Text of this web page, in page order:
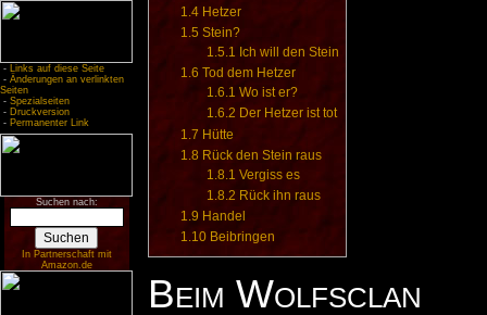
- Links auf diese Seite
- Änderungen an verlinkten
Seiten
- Spezialseiten
- Druckversion
- Permanenter Link
Suchen nach:
In Partnerschaft mit
Amazon.de
1.4 Hetzer
1.5 Stein?
1.5.1 Ich will den Stein
1.6 Tod dem Hetzer
1.6.1 Wo ist er?
1.6.2 Der Hetzer ist tot
1.7 Hütte
1.8 Rück den Stein raus
1.8.1 Vergiss es
1.8.2 Rück ihn raus
1.9 Handel
1.10 Beibringen
Beim Wolfsclan